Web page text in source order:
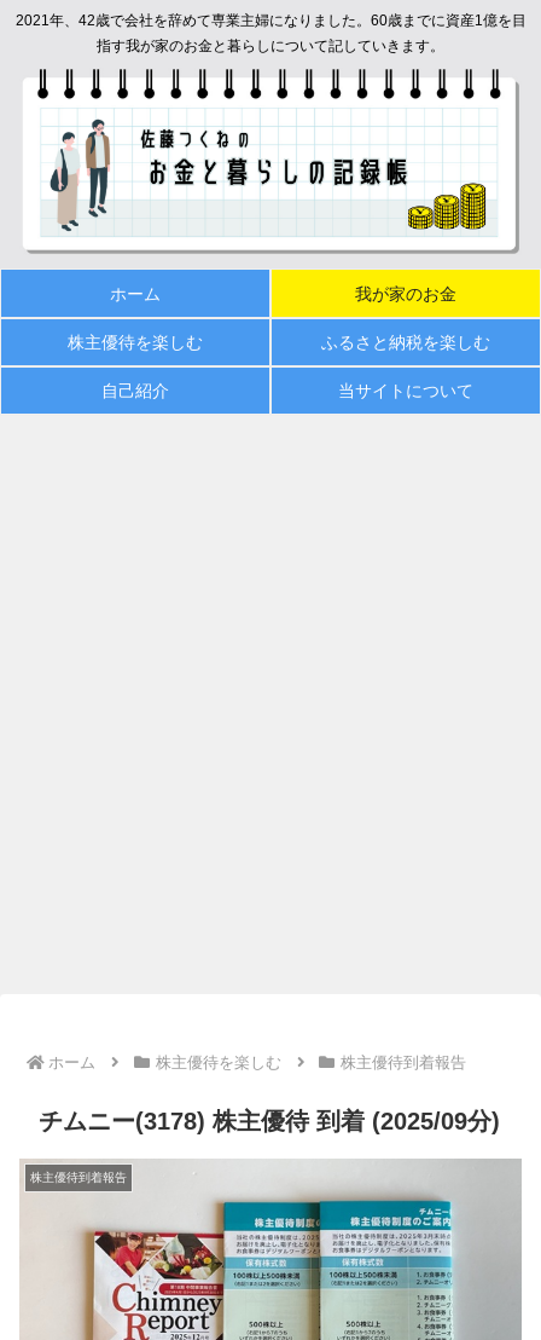
2021年、42歳で会社を辞めて専業主婦になりました。60歳までに資産1億を目
指す我が家のお金と暮らしについて記していきます。
ホーム 我が家のお金
株主優待を楽しむ ふるさと納税を楽しむ
自己紹介 当サイトについて
ホーム 株主優待を楽しむ 株主優待到着報告
チムニー(3178) 株主優待 到着 (2025/09分)
株主優待到着報告